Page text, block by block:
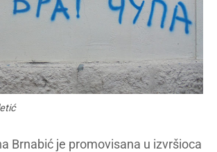
Brnabić je promovisana u izvršioca